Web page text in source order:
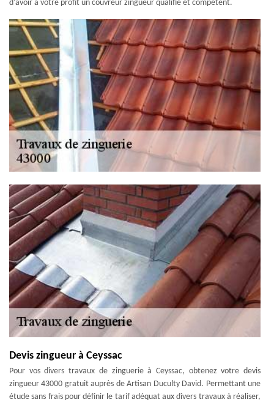
d’avoir à votre profit un couvreur zingueur qualifié et compétent.
Devis zingueur à Ceyssac
Pour vos divers travaux de zinguerie à Ceyssac, obtenez votre devis
zingueur 43000 gratuit auprès de Artisan Duculty David. Permettant une
étude sans frais pour définir le tarif adéquat aux divers travaux à réaliser,